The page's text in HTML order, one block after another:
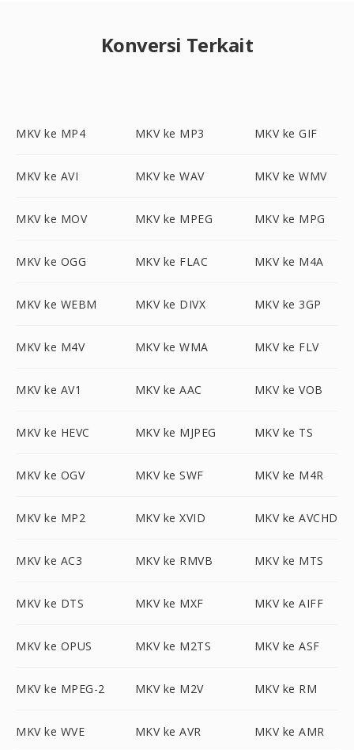
Konversi Terkait
MKV ke MP4 MKV ke MP3 MKV ke GIF
MKV ke AVI MKV ke WAV MKV ke WMV
MKV ke MOV MKV ke MPEG MKV ke MPG
MKV ke OGG MKV ke FLAC MKV ke M4A
MKV ke WEBM MKV ke DIVX MKV ke 3GP
MKV ke M4V MKV ke WMA MKV ke FLV
MKV ke AV1 MKV ke AAC MKV ke VOB
MKV ke HEVC MKV ke MJPEG MKV ke TS
MKV ke OGV MKV ke SWF MKV ke M4R
MKV ke MP2 MKV ke XVID MKV ke AVCHD
MKV ke AC3 MKV ke RMVB MKV ke MTS
MKV ke DTS MKV ke MXF MKV ke AIFF
MKV ke OPUS MKV ke M2TS MKV ke ASF
MKV ke MPEG-2 MKV ke M2V MKV ke RM
MKV ke WVE MKV ke AVR MKV ke AMR